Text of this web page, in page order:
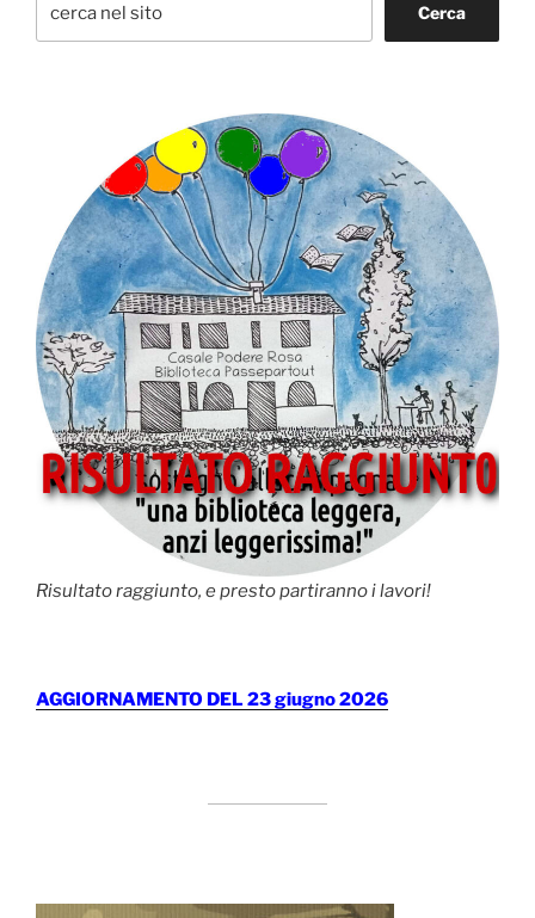
Cerca
Risultato raggiunto, e presto partiranno i lavori!
AGGIORNAMENTO DEL 23 giugno 2026